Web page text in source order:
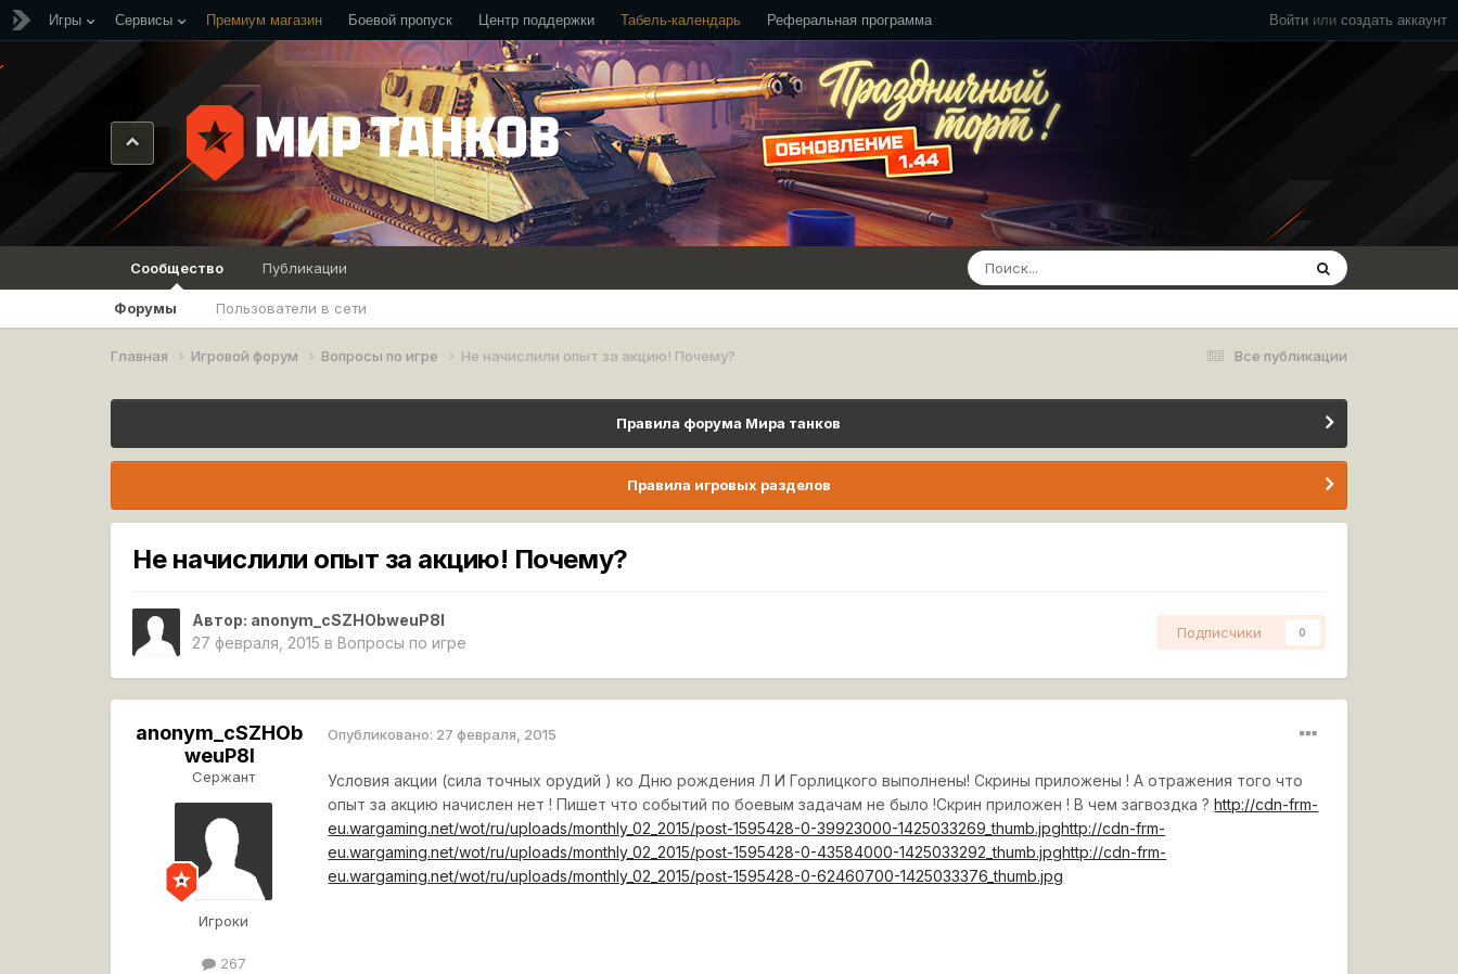
Войти или создать аккаунт
Игры Сервисы Премиум магазин Боевой пропуск Центр поддержки Табель-календарь Реферальная программа
Сообщество
Форумы Пользователи в сети
Публикации
Все публикации
Главная Игровой форум Вопросы по игре Не начислили опыт за акцию! Почему?
Правила форума Мира танков
Правила игровых разделов
Не начислили опыт за акцию! Почему?
Автор: anonym_cSZHObweuP8I
27 февраля, 2015 в Вопросы по игре
Подписчики 0
anonym_cSZHOb
weuP8I
Сержант
Игроки
267
Опубликовано: 27 февраля, 2015
Условия акции (сила точных орудий ) ко Дню рождения Л И Горлицкого выполнены! Скрины приложены ! А отражения того что
опыт за акцию начислен нет ! Пишет что событий по боевым задачам не было !Скрин приложен ! В чем загвоздка ?http://cdn-frm-
eu.wargaming.net/wot/ru/uploads/monthly_02_2015/post-1595428-0-39923000-1425033269_thumb.jpghttp://cdn-frm-
eu.wargaming.net/wot/ru/uploads/monthly_02_2015/post-1595428-0-43584000-1425033292_thumb.jpghttp://cdn-frm-
eu.wargaming.net/wot/ru/uploads/monthly_02_2015/post-1595428-0-62460700-1425033376_thumb.jpg